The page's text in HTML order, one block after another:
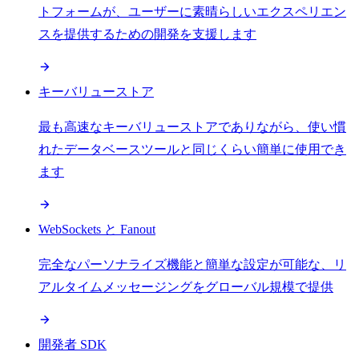
トフォームが、ユーザーに素晴らしいエクスペリエン
スを提供するための開発を支援します
キーバリューストア
最も高速なキーバリューストアでありながら、使い慣
れたデータベースツールと同じくらい簡単に使用でき
ます
WebSockets と Fanout
完全なパーソナライズ機能と簡単な設定が可能な、リ
アルタイムメッセージングをグローバル規模で提供
開発者 SDK